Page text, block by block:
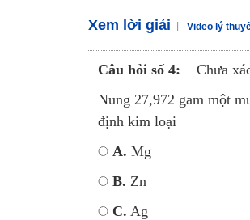
Xem lời giải Video lý
Câu hỏi số 4:
Chưa
Nung 27,972 gam một
định kim loại
A. Mg
B. Zn
C. Ag